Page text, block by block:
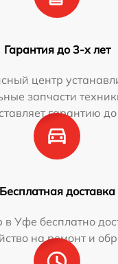
Гарантия до 3-х лет
центр
запчасти
гарантию до
Бесплатная доставка
Уфе бесплатно
на ремонт и